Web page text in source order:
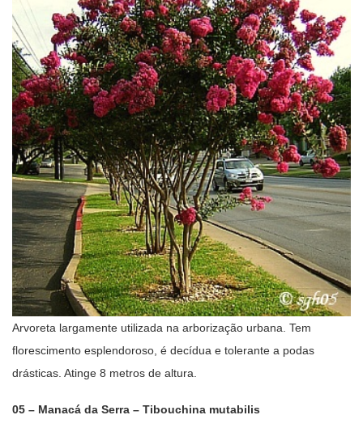
Arvoreta largamente utilizada na arborização urbana. Tem
florescimento esplendoroso, é decídua e tolerante a podas
drásticas. Atinge 8 metros de altura.
05 – Manacá da Serra – Tibouchina mutabilis